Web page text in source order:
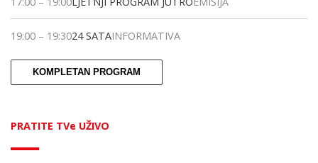
19:00 – 19:3024 SATAINFORMATIVA
KOMPLETAN PROGRAM
PRATITE TVe UŽIVO